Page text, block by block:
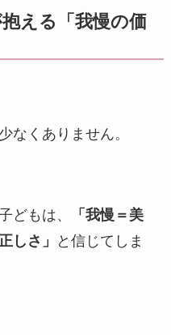
える「我慢の価
なくありません。
どもは、
「我慢＝美
しさ」
と信じてしま